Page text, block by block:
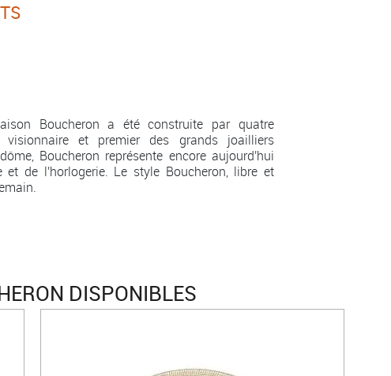
Boucheron a été construite par quatre
visionnaire et premier des grands joailliers
Boucheron représente encore aujourd'hui
de l'horlogerie. Le style Boucheron, libre et
DISPONIBLES